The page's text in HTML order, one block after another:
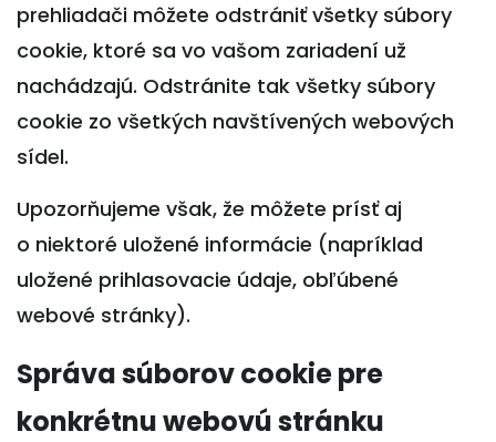
prehliadači môžete odstrániť všetky súbory
cookie, ktoré sa vo vašom zariadení už
nachádzajú. Odstránite tak všetky súbory
cookie zo všetkých navštívených webových
sídel.
Upozorňujeme však, že môžete prísť aj
o niektoré uložené informácie (napríklad
uložené prihlasovacie údaje, obľúbené
webové stránky).
Správa súborov cookie pre
konkrétnu webovú stránku